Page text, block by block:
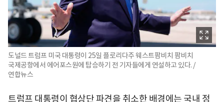
도널드 트럼프 미국 대통령이 25일 플로리다주 웨스트팜비치 팜비치
국제공항에서 에어포스원에 탑승하기 전 기자들에게 연설하고 있다. /
연합뉴스
트럼프 대통령이 협상단 파견을 취소한 배경에는 국내 정